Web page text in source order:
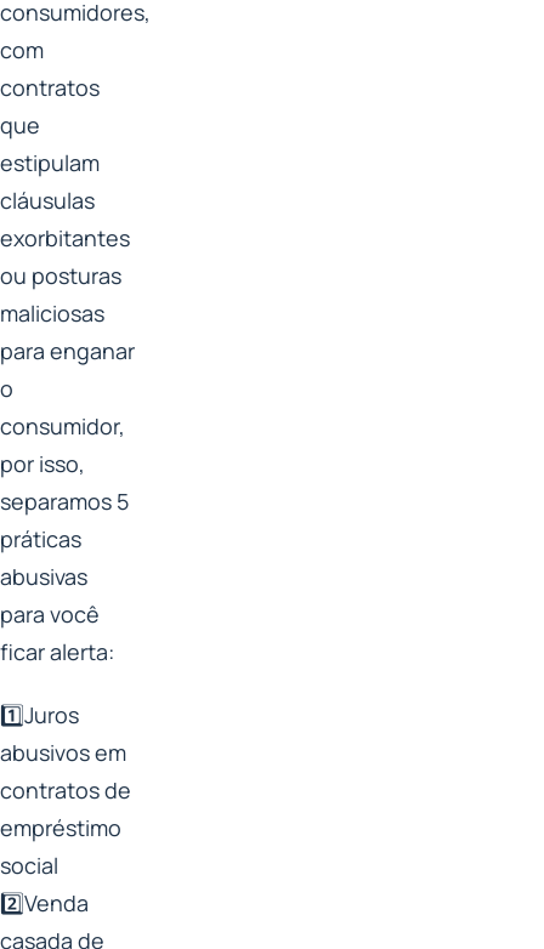
consumidores,
com
contratos
que
estipulam
cláusulas
exorbitantes
ou posturas
maliciosas
para enganar
o
consumidor,
por isso,
separamos 5
práticas
abusivas
para você
ficar alerta:
1️⃣Juros
abusivos em
contratos de
empréstimo
social
2️⃣Venda
casada de